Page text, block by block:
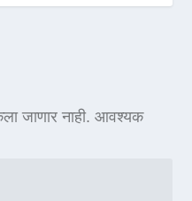
जाणार नाही. आवश्यक